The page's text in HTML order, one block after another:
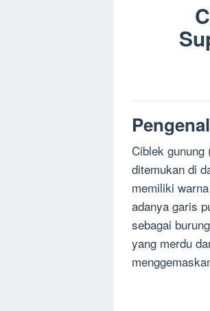
Ciblek
ditemukan di
memiliki
adanya garis
sebagai
yang merdu